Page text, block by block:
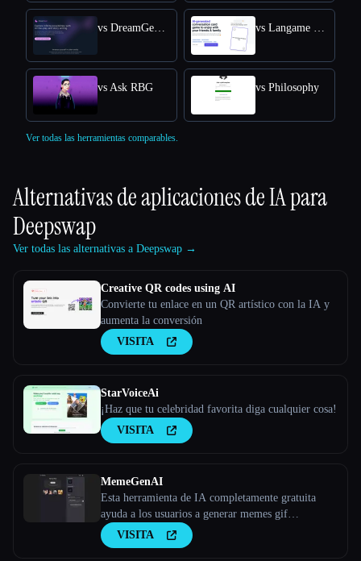
vs DreamGen: AI role-playing and strory-writing vs Langame card game
vs Ask RBG vs Philosophy
Ver todas las herramientas comparables.
Alternativas de aplicaciones de IA para
Deepswap
Ver todas las alternativas a Deepswap →
Creative QR codes using AI
Convierte tu enlace en un QR artístico con la IA y
aumenta la conversión
VISITA
StarVoiceAi
¡Haz que tu celebridad favorita diga cualquier cosa!
VISITA
MemeGenAI
Esta herramienta de IA completamente gratuita
ayuda a los usuarios a generar memes gif
personalizados. Pueden compartir su trabajo con
amigos y familiares, y el destinatario puede
VISITA